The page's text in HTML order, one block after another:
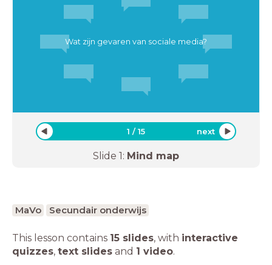
Wat zijn gevaren van sociale media?
1 /15 next
Slide 1: Mind map
MaVo Secundair onderwijs
This lesson contains 15 slides, with interactive
quizzes, text slides and 1 video.